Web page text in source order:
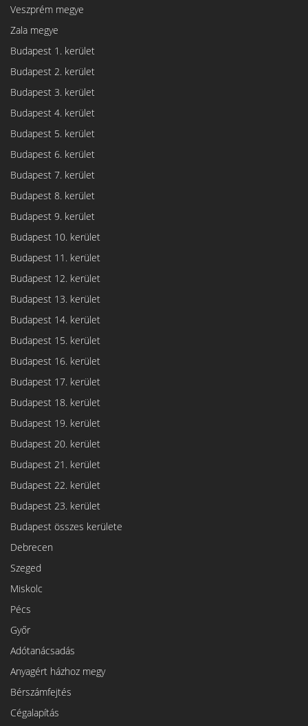
Veszprém megye
Zala megye
Budapest 1. kerület
Budapest 2. kerület
Budapest 3. kerület
Budapest 4. kerület
Budapest 5. kerület
Budapest 6. kerület
Budapest 7. kerület
Budapest 8. kerület
Budapest 9. kerület
Budapest 10. kerület
Budapest 11. kerület
Budapest 12. kerület
Budapest 13. kerület
Budapest 14. kerület
Budapest 15. kerület
Budapest 16. kerület
Budapest 17. kerület
Budapest 18. kerület
Budapest 19. kerület
Budapest 20. kerület
Budapest 21. kerület
Budapest 22. kerület
Budapest 23. kerület
Budapest összes kerülete
Debrecen
Szeged
Miskolc
Pécs
Győr
Adótanácsadás
Anyagért házhoz megy
Bérszámfejtés
Cégalapítás